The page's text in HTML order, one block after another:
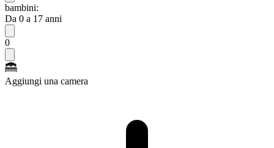
bambini:
Da 0 a 17 anni
0
Aggiungi una camera